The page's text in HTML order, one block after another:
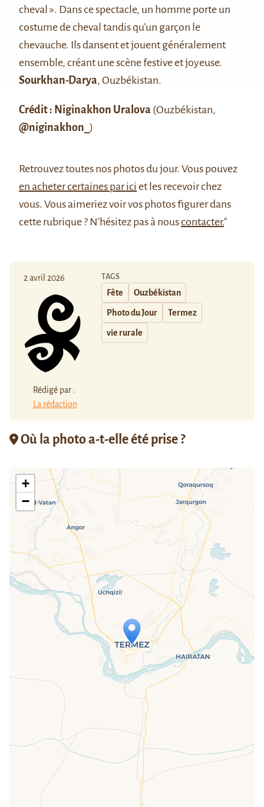
cheval ». Dans ce spectacle, un homme porte un
costume de cheval tandis qu’un garçon le
chevauche. Ils dansent et jouent généralement
ensemble, créant une scène festive et joyeuse.
Sourkhan-Darya, Ouzbékistan.
Crédit : Niginakhon Uralova (Ouzbékistan,
@niginakhon_ )
Retrouveztoutes nos photos du jour. Vous pouvez
en acheter certaines par ici et les recevoir chez
vous. Vous aimeriez voir vos photos figurer dans
cette rubrique ? N'hésitez pas à nouscontacter."
2 avril 2026
Rédigé par :
La rédaction
TAGS
Fête Ouzbékistan
Photo du Jour Termez
vie rurale
Où la photo a-t-elle été prise ?
Travelers' Map is loading...
If you see this after your page is
loaded completely, leafletJS files are
missing.
+
−